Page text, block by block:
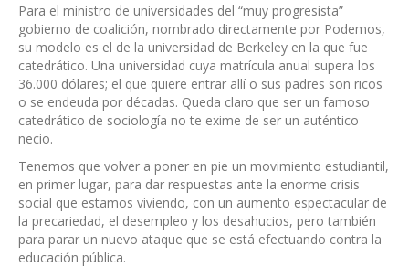
Para el ministro de universidades del “muy progresista”
gobierno de coalición, nombrado directamente por Podemos,
su modelo es el de la universidad de Berkeley en la que fue
catedrático. Una universidad cuya matrícula anual supera los
36.000 dólares; el que quiere entrar allí o sus padres son ricos
o se endeuda por décadas. Queda claro que ser un famoso
catedrático de sociología no te exime de ser un auténtico
necio.
Tenemos que volver a poner en pie un movimiento estudiantil,
en primer lugar, para dar respuestas ante la enorme crisis
social que estamos viviendo, con un aumento espectacular de
la precariedad, el desempleo y los desahucios, pero también
para parar un nuevo ataque que se está efectuando contra la
educación pública.